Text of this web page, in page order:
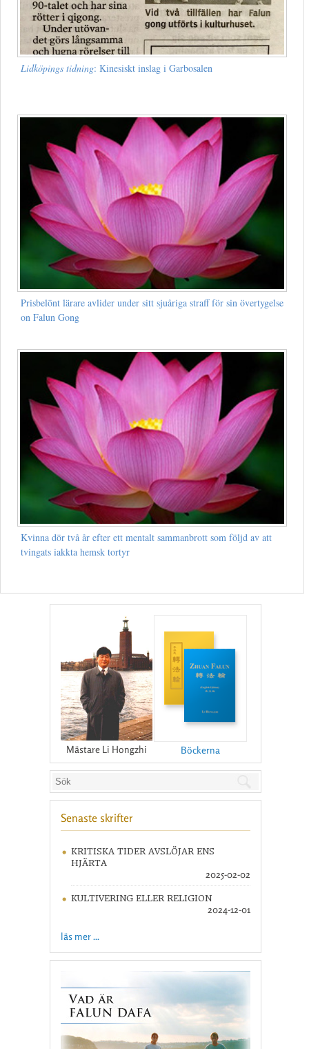
Lidköpings tidning: Kinesiskt inslag i Garbosalen
Prisbelönt lärare avlider under sitt sjuåriga straff för sin övertygelse
on Falun Gong
Kvinna dör två år efter ett mentalt sammanbrott som följd av att
tvingats iakkta hemsk tortyr
Mästare Li Hongzhi Böckerna
Senaste skrifter
KRITISKA TIDER AVSLÖJAR ENS
HJÄRTA
2025-02-02
KULTIVERING ELLER RELIGION
2024-12-01
läs mer ...